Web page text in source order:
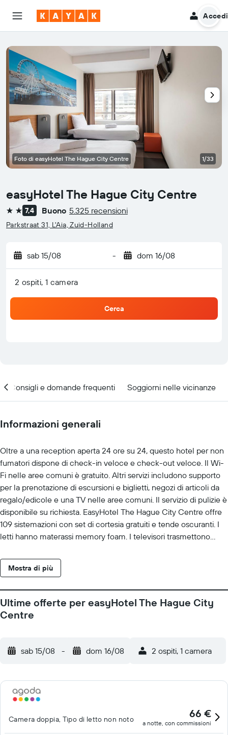
Accedi
easyHotel The Hague City Centre
2 stelle
7,4 Buono 5.325 recensioni
Parkstraat 31, L'Aia, Zuid-Holland
sab 15/08 - dom 16/08
2 ospiti, 1 camera
Cerca
Foto di easyHotel The Hague City Centre 1/33
Consigli e domande frequenti Soggiorni nelle vicinanze
Informazioni generali
Oltre a una reception aperta 24 ore su 24, questo hotel per non
fumatori dispone di check-in veloce e check-out veloce. Il Wi-
Fi nelle aree comuni è gratuito. Altri servizi includono supporto
per la prenotazione di escursioni e biglietti, negozi di articoli da
regalo/edicole e una TV nelle aree comuni. Il servizio di pulizie è
disponibile su richiesta. EasyHotel The Hague City Centre offre
109 sistemazioni con set di cortesia gratuiti e tende oscuranti. I
letti hanno materassi memory foam. I televisori trasmettono
Durante il tuo soggiorno puoi navigare su Internet utilizzando la
connessione wireless gratuita. Su richiesta sono disponibili
Le pulizie vengono eseguite servizio di pulizie su richiesta. Le
attività ricreative elencate di seguito sono disponibili in loco o
Mostra di più
Ultime offerte per easyHotel The Hague City
Centre
sab 15/08 - dom 16/08 2 ospiti, 1 camera
Camera doppia, Tipo di letto non noto 66 €
a notte, con commissioni